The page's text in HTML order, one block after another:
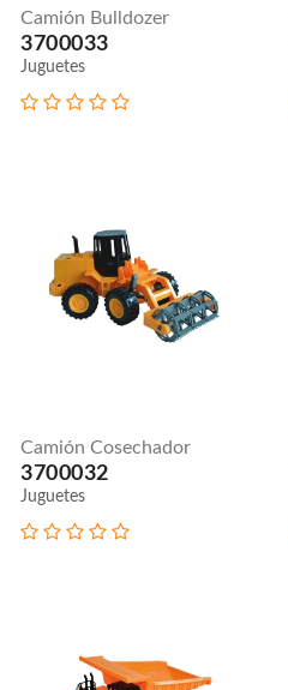
Camión Bulldozer
3700033
Juguetes
Camión Cosechador
3700032
Juguetes